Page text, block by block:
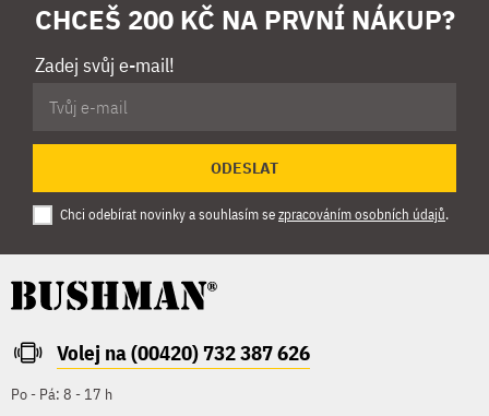
CHCEŠ 200 KČ NA PRVNÍ NÁKUP?
Zadej svůj e-mail!
ODESLAT
Chci odebírat novinky a souhlasím sezpracováním osobních údajů.
Volej na (00420) 732 387 626
Po - Pá: 8 - 17 h